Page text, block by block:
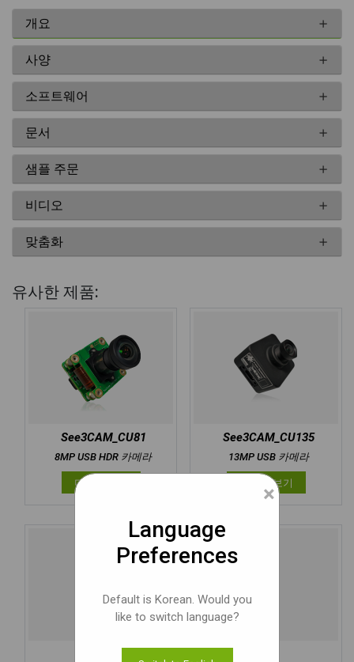
개요
사양
소프트웨어
문서
샘플 주문
비디오
맞춤화
유사한 제품:
See3CAM_CU81
8MP USB HDR 카메라
더 알아보기
See3CAM_CU135
13MP USB 카메라
더 알아보기
×
Language
Preferences
Default is Korean. Would you
like to switch language?